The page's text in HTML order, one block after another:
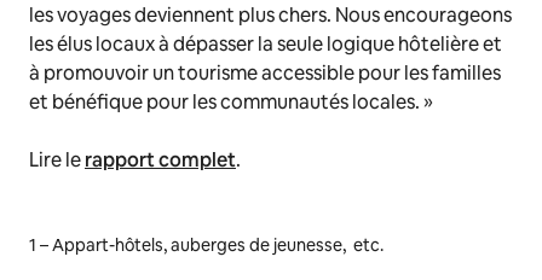
les voyages deviennent plus chers. Nous encourageons
les élus locaux à dépasser la seule logique hôtelière et
à promouvoir un tourisme accessible pour les familles
et bénéfique pour les communautés locales. »
Lire lerapport complet.
1 – Appart-hôtels, auberges de jeunesse, etc.